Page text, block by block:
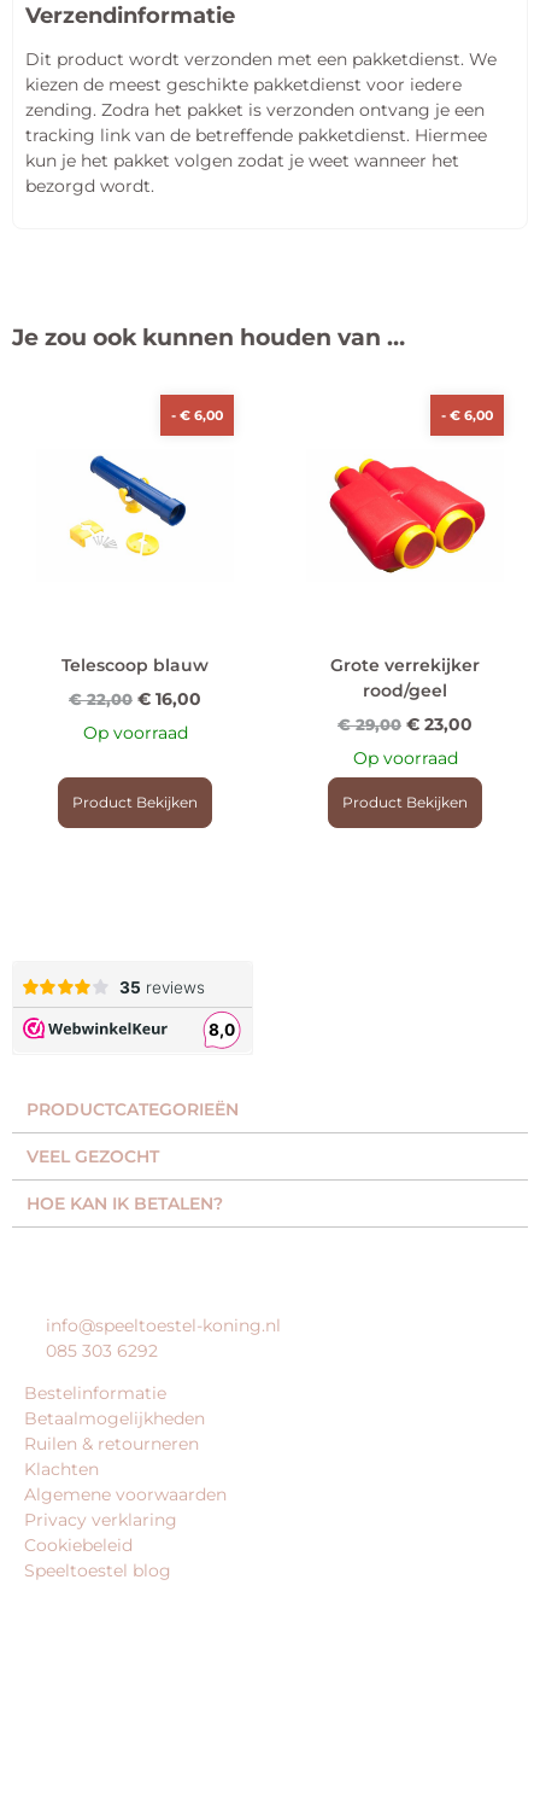
Verzendinformatie
Dit product wordt verzonden met een pakketdienst. We
kiezen de meest geschikte pakketdienst voor iedere
zending. Zodra het pakket is verzonden ontvang je een
tracking link van de betreffende pakketdienst. Hiermee
kun je het pakket volgen zodat je weet wanneer het
bezorgd wordt.
Je zou ook kunnen houden van …
-€ 6,00
Telescoop blauw
€22,00 € 16,00
Op voorraad
Product Bekijken
-€ 6,00
Grote verrekijker
rood/geel
€29,00 € 23,00
Op voorraad
Product Bekijken
PRODUCTCATEGORIEËN​
VEEL GEZOCHT​
HOE KAN IK BETALEN?
info@speeltoestel-koning.nl
085 303 6292
Bestelinformatie
Betaalmogelijkheden
Ruilen & retourneren
Klachten
Algemene voorwaarden
Privacy verklaring
Cookiebeleid
Speeltoestel blog